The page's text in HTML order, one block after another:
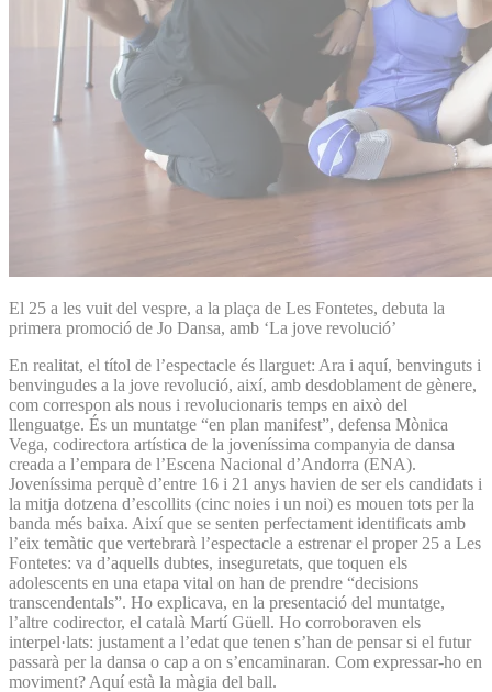
El 25 a les vuit del vespre, a la plaça de Les Fontetes, debuta la
primera promoció de Jo Dansa, amb ‘La jove revolució’
En realitat, el títol de l’espectacle és llarguet: Ara i aquí, benvinguts i
benvingudes a la jove revolució, així, amb desdoblament de gènere,
com correspon als nous i revolucionaris temps en això del
llenguatge. És un muntatge “en plan manifest”, defensa Mònica
Vega, codirectora artística de la joveníssima companyia de dansa
creada a l’empara de l’Escena Nacional d’Andorra (ENA).
Joveníssima perquè d’entre 16 i 21 anys havien de ser els candidats i
la mitja dotzena d’escollits (cinc noies i un noi) es mouen tots per la
banda més baixa. Així que se senten perfectament identificats amb
l’eix temàtic que vertebrarà l’espectacle a estrenar el proper 25 a Les
Fontetes: va d’aquells dubtes, inseguretats, que toquen els
adolescents en una etapa vital on han de prendre “decisions
transcendentals”. Ho explicava, en la presentació del muntatge,
l’altre codirector, el català Martí Güell. Ho corroboraven els
interpel·lats: justament a l’edat que tenen s’han de pensar si el futur
passarà per la dansa o cap a on s’encaminaran. Com expressar-ho en
moviment? Aquí està la màgia del ball.